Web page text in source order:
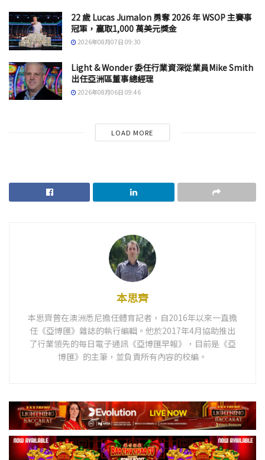
22 歲 Lucas Jumalon 勇奪 2026 年 WSOP 主賽事
冠軍，贏取1,000 萬美元獎金
2026年08月07日 09:30
Light & Wonder 委任行業資深從業員Mike Smith
出任亞洲區董事總經理
2026年08月06日 09:46
LOAD MORE
本思齊
本思齊曾在澳洲悉尼擔任體育記者，自2016年以來一直擔
任《亞博匯》雜誌的執行編輯。他於2017年4月協助推出
了行業領先的每日電子通訊《亞博匯早報》，目前是《亞
博匯》的主筆，並負責所有內容的校編。